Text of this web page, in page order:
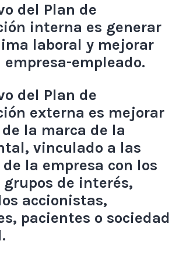
del Plan de
interna es generar
laboral y mejorar
empleado.
del Plan de
externa es mejorar
la marca de la
vinculado a las
la empresa con los
de interés,
accionistas,
pacientes o sociedad